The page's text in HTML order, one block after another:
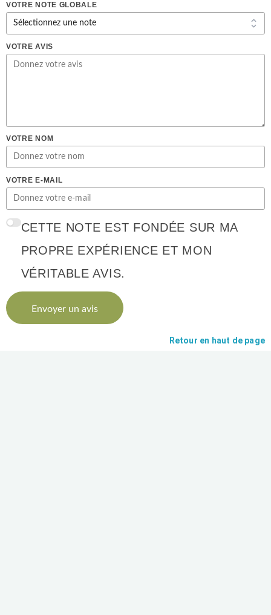
VOTRE NOTE GLOBALE
VOTRE AVIS
VOTRE NOM
VOTRE E-MAIL
CETTE NOTE EST FONDÉE SUR MA
PROPRE EXPÉRIENCE ET MON
VÉRITABLE AVIS.
Envoyer un avis
Retour en haut de page